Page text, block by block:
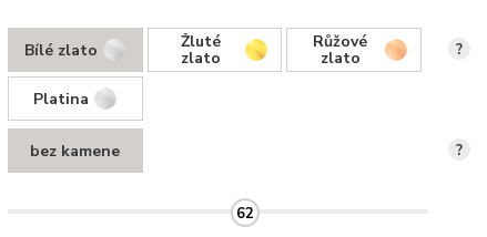
Bílé zlato Žluté
zlato
Růžové
zlato
Platina
?
bez kamene ?
62